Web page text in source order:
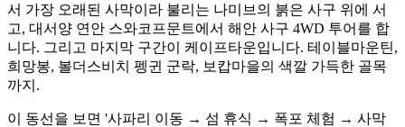
서 가장 오래된 사막이라 불리는 나미브의 붉은 사구 위에 서
고, 대서양 연안 스와코프문트에서 해안 사구 4WD 투어를 합
니다. 그리고 마지막 구간이 케이프타운입니다. 테이블마운틴,
희망봉, 볼더스비치 펭귄 군락, 보캅마을의 색깔 가득한 골목
까지.
이 동선을 보면 '사파리 이동 → 섬 휴식 → 폭포 체험 → 사막